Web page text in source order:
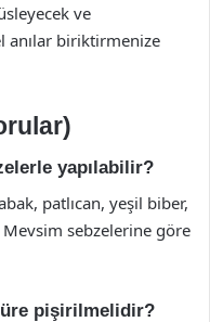
ve
anılar biriktirmenize
yapılabilir?
patlıcan, yeşil biber,
sebzelerine göre
pişirilmelidir?